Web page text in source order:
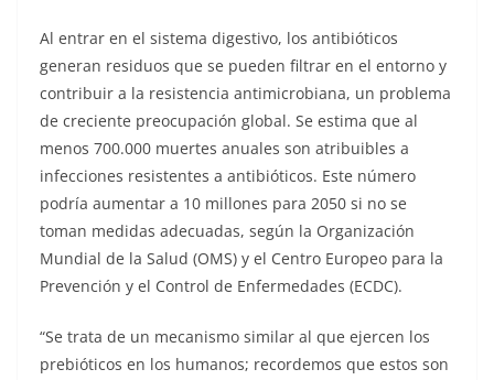
Al entrar en el sistema digestivo, los antibióticos
generan residuos que se pueden filtrar en el entorno y
contribuir a la resistencia antimicrobiana, un problema
de creciente preocupación global. Se estima que al
menos 700.000 muertes anuales son atribuibles a
infecciones resistentes a antibióticos. Este número
podría aumentar a 10 millones para 2050 si no se
toman medidas adecuadas, según la Organización
Mundial de la Salud (OMS) y el Centro Europeo para la
Prevención y el Control de Enfermedades (ECDC).
“Se trata de un mecanismo similar al que ejercen los
prebióticos en los humanos; recordemos que estos son